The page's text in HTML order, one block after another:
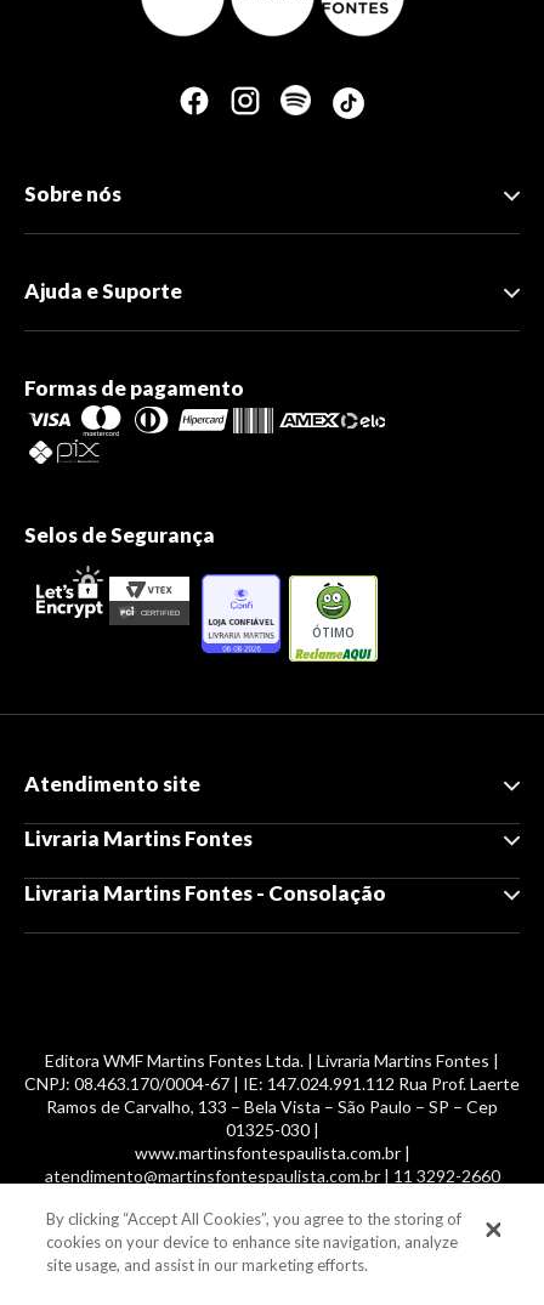
Sobre nós
Ajuda e Suporte
Formas de pagamento
Selos de Segurança
ÓTIMO
Atendimento site
Livraria Martins Fontes
Livraria Martins Fontes - Consolação
Editora WMF Martins Fontes Ltda. | Livraria Martins Fontes |
CNPJ: 08.463.170/0004-67 | IE: 147.024.991.112 Rua Prof. Laerte
Ramos de Carvalho, 133 – Bela Vista – São Paulo – SP – Cep
01325-030 |
www.martinsfontespaulista.com.br |
atendimento@martinsfontespaulista.com.br | 11 3292-2660
© 2014 -2026, MartinsFontes livros nacionais e importados,
com mais de 700 mil títulos. Todos os direitos reservados.
By clicking “Accept All Cookies”, you agree to the storing of
cookies on your device to enhance site navigation, analyze
site usage, and assist in our marketing efforts.